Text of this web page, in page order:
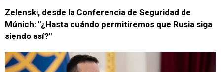
Zelenski, desde la Conferencia de Seguridad de
Múnich: "¿Hasta cuándo permitiremos que Rusia siga
siendo así?"